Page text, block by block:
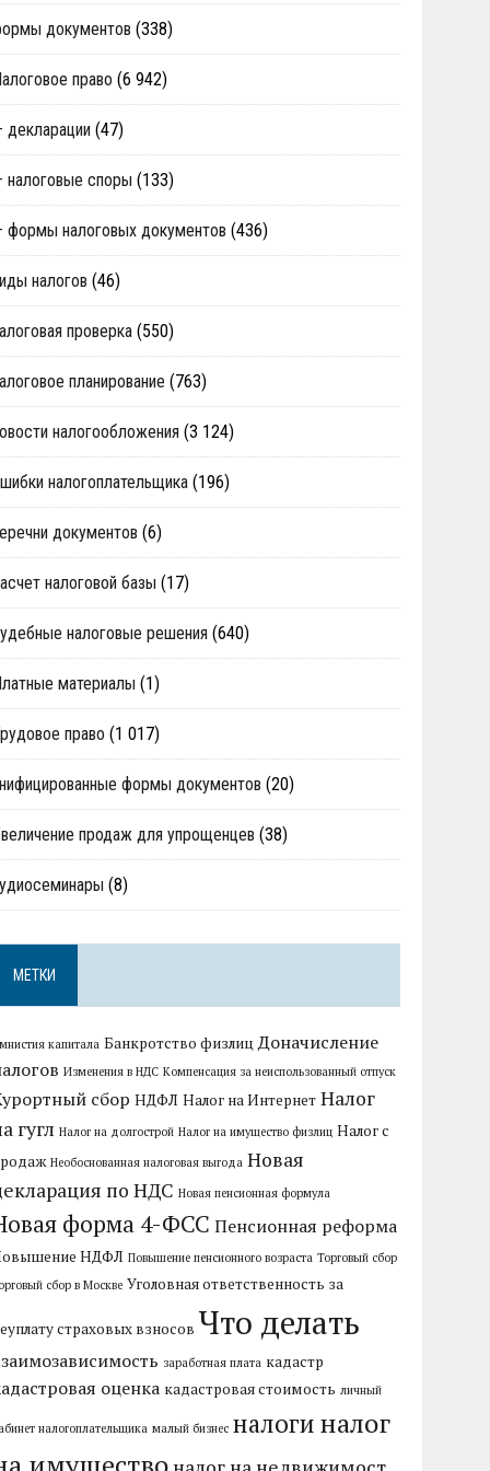
документов (338)
право (6 942)
декларации (47)
налоговые споры (133)
формы налоговых документов (436)
налогов (46)
проверка (550)
планирование (763)
налогообложения (3 124)
налогоплательщика (196)
документов (6)
налоговой базы (17)
налоговые решения (640)
материалы (1)
право (1 017)
формы документов (20)
продаж для упрощенцев (38)
(8)
МЕТКИ
капитала Банкротство физлиц Доначисление
Изменения в НДС Компенсация за неиспользованный отпуск
сбор НДФЛ Налог на Интернет Налог
гугл Налог на долгострой Налог на имущество физлиц Налог с
Необоснованная налоговая выгода Новая
по НДС Новая пенсионная формула
форма 4-ФСС Пенсионная реформа
НДФЛ Повышение пенсионного возраста Торговый сбор
сбор в Москве Уголовная ответственность за
страховых взносов Что делать
заработная плата кадастр
оценка кадастровая стоимость личный
налогоплательщика малый бизнес налоги налог